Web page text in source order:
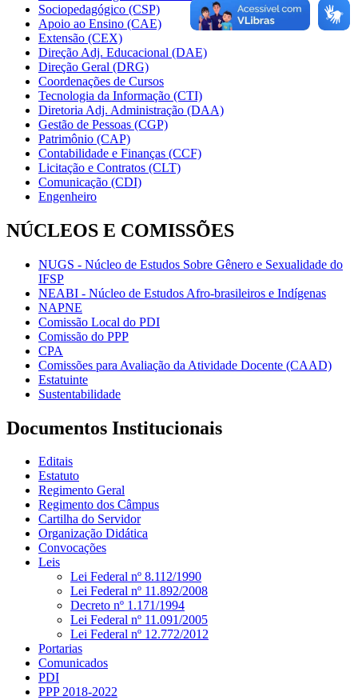
Sociopedagógico (CSP)
Apoio ao Ensino (CAE)
Extensão (CEX)
Direção Adj. Educacional (DAE)
Direção Geral (DRG)
Coordenações de Cursos
Tecnologia da Informação (CTI)
Diretoria Adj. Administração (DAA)
Gestão de Pessoas (CGP)
Patrimônio (CAP)
Contabilidade e Finanças (CCF)
Licitação e Contratos (CLT)
Comunicação (CDI)
Engenheiro
NÚCLEOS E COMISSÕES
NUGS - Núcleo de Estudos Sobre Gênero e Sexualidade do
IFSP
NEABI - Núcleo de Estudos Afro-brasileiros e Indígenas
NAPNE
Comissão Local do PDI
Comissão do PPP
CPA
Comissões para Avaliação da Atividade Docente (CAAD)
Estatuinte
Sustentabilidade
Documentos Institucionais
Editais
Estatuto
Regimento Geral
Regimento dos Câmpus
Cartilha do Servidor
Organização Didática
Convocações
Leis
Lei Federal nº 8.112/1990
Lei Federal nº 11.892/2008
Decreto nº 1.171/1994
Lei Federal nº 11.091/2005
Lei Federal nº 12.772/2012
Portarias
Comunicados
PDI
PPP 2018-2022